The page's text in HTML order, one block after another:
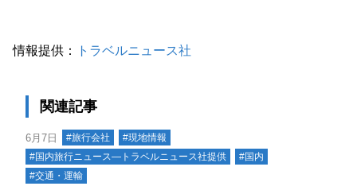
情報提供： トラベルニュース社
関連記事
6月7日 #旅行会社
#現地情報
#国内旅行ニュース―トラベルニュース社提供
#国内
#交通・運輸